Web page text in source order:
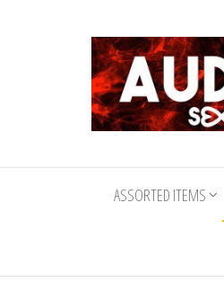
Sexy
Shop
ASSORTED ITEMS